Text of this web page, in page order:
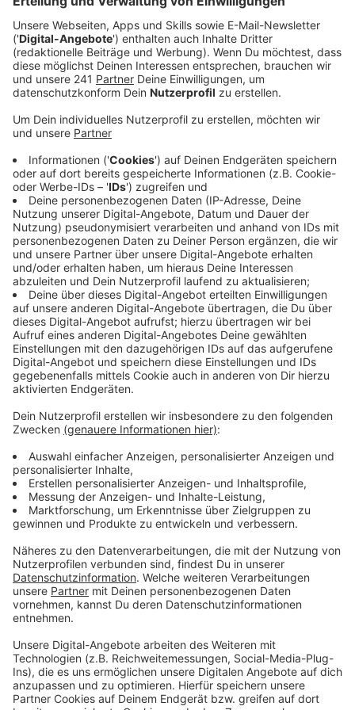
12-Jährigen in Sankt Augustin durch ihren
Pflegevater berichtet. Demnach hätten die
Mitarbeiter des Jugendamts laut
Staatsanwaltschaft den möglichen Missbrauch
des Kindes trotz Hinweisen jahrelang nicht
bemerkt.
Veröffentlicht:Freitag, 08.01.2021 09:36
Anzeige
Das junge Mädchen war 2010 nach Sankt Augustin
gekommen, zu einem Bekannten der Mutter. Mit ihr
hatte es zuvor immer wieder Streit gegeben. Nach
einem guten Start soll sich der Mann ihr immer mehr
genähert haben, dann sei es zu Übergriffen gekommen.
Neun Jahre lang soll sich sich der Mann immer wieder
an ihr vergangen haben, hieß es in dem Bericht. Eine
Sprecherin der Stadt bestätigte den Sachverhalt
gegenüber Radio Bonn/Rhein-Sieg. Schon 2009 war
wohl ein Verfahren wegen Missbrauchs gegen den
Mann eingestellt worden. Eine Warnung des
Jugendamtes in Emden, dort wohnt die Mutter, führte
nicht dazu, dass das Mädchen von dem Pflegevater
getrennt wurde. Der Grund: Der Mann ist nur
Pflegeperson, hat also kein Sorgerecht. Die
Pflegeerlaubnis sei aber rechtlich nur schwer zu
untersagen gewesen, so die Stadt Sankt Augustin.
Nach Angaben der Stadt soll das Jugendamt jetzt
aber alle Fälle überprüfen. Die Stadt hat sich auch an
das Land gewandt, um die Voraussetzungen für solche
Pflegeerlaubnisse zu verschärfen. Der mutmaßliche
Gerichtsprozess.CM